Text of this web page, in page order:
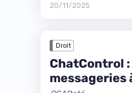
20/11/2025
Droit
ChatControl
messageries